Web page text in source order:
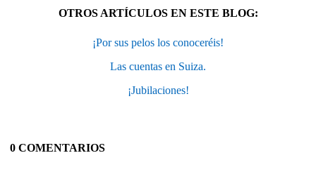
OTROS ARTÍCULOS EN ESTE BLOG:
¡Por sus pelos los conoceréis!
Las cuentas en Suiza.
¡Jubilaciones!
0 COMENTARIOS